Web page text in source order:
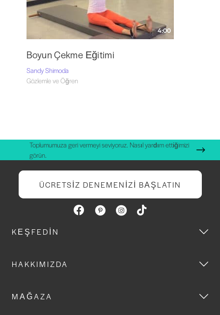
4:00
Boyun Çekme Eğitimi
Sandy Shimoda
Gözlemle ve Öğren
Toplumumuza geri vermeyi seviyoruz. Nasıl yardım ettiğimizi
görün.
ÜCRETSIZ DENEMENIZI BAŞLATIN
KEŞFEDIN
HAKKIMIZDA
MAĞAZA